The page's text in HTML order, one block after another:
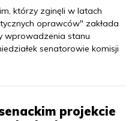
którzy zginęli w latach
oprawców" zakłada
wprowadzenia stanu
senatorowie komisji
projekcie